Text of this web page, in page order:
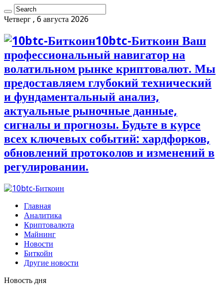
Четверг , 6 августа 2026
10btc-Биткоин Ваш
профессиональный навигатор на
волатильном рынке криптовалют. Мы
предоставляем глубокий технический
и фундаментальный анализ,
актуальные рыночные данные,
сигналы и прогнозы. Будьте в курсе
всех ключевых событий: хардфорков,
обновлений протоколов и изменений в
регулировании.
Главная
Аналитика
Криптовалюта
Майнинг
Новости
Биткойн
Другие новости
Новость дня